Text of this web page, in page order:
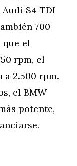
S4 TDI
700
que el
rpm, el
2.500 rpm.
el BMW
potente,